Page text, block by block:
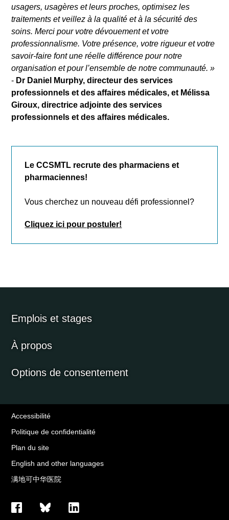
usagers, usagères et leurs proches, optimisez les
traitements et veillez à la qualité et à la sécurité des
soins. Merci pour votre dévouement et votre
professionnalisme. Votre présence, votre rigueur et votre
savoir‑faire font une réelle différence pour notre
organisation et pour l’ensemble de notre communauté. »
- Dr Daniel Murphy, directeur des services
professionnels et des affaires médicales, et Mélissa
Giroux, directrice adjointe des services
professionnels et des affaires médicales.
Le CCSMTL recrute des pharmaciens et
pharmaciennes!
Vous cherchez un nouveau défi professionnel?
Cliquez ici pour postuler!
Emplois et stages
À propos
Options de consentement
Accessibilité
Politique de confidentialité
Plan du site
English and other languages
满地可中华医院